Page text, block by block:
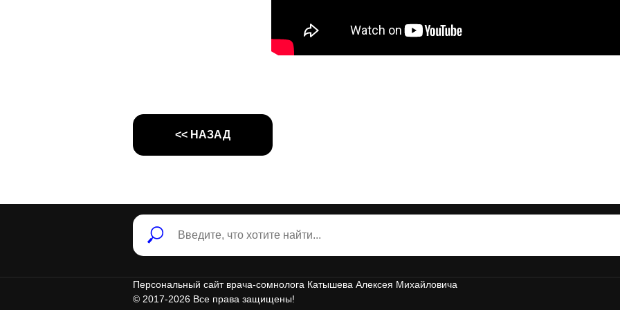
<< НАЗАД
Персональный сайт врача-сомнолога Катышева Алексея Михайловича
© 2017-2026 Все права защищены!